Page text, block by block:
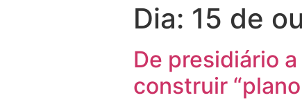
Dia: 15 de
De presidiário
construir